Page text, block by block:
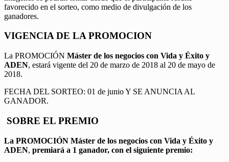
favorecido en el sorteo, como medio de divulgación de los
ganadores.
VIGENCIA DE LA PROMOCION
La PROMOCIÓN Máster de los negocios con Vida y Éxito y
ADEN, estará vigente del 20 de marzo de 2018 al 20 de mayo de
2018.
FECHA DEL SORTEO: 01 de junio Y SE ANUNCIA AL
GANADOR.
SOBRE EL PREMIO
La PROMOCIÓN Máster de los negocios con Vida y Éxito y
ADEN, premiará a 1 ganador, con el siguiente premio: